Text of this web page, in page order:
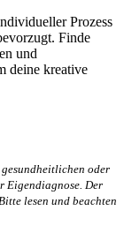
Prozess
Finde
und
deine kreative
oder
Eigendiagnose. Der
lesen und beachten